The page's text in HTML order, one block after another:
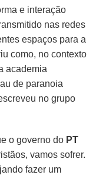
e interação
nas redes
espaços para a
como, no contexto
academia
de paranoia
no grupo
o governo do PT
vamos sofrer.
fazer um